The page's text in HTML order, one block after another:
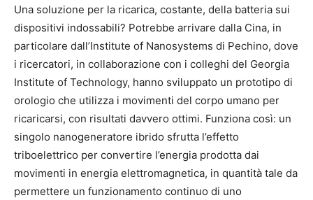
Una soluzione per la ricarica, costante, della batteria sui
dispositivi indossabili? Potrebbe arrivare dalla Cina, in
particolare dall’Institute of Nanosystems di Pechino, dove
i ricercatori, in collaborazione con i colleghi del Georgia
Institute of Technology, hanno sviluppato un prototipo di
orologio che utilizza i movimenti del corpo umano per
ricaricarsi, con risultati davvero ottimi. Funziona così: un
singolo nanogeneratore ibrido sfrutta l’effetto
triboelettrico per convertire l’energia prodotta dai
movimenti in energia elettromagnetica, in quantità tale da
permettere un funzionamento continuo di uno